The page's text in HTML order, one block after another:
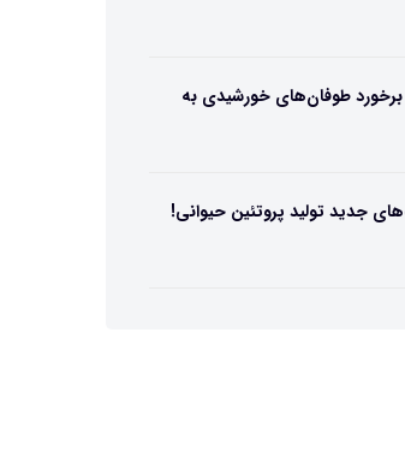
طوفان‌های خورشیدی به
جدید تولید پروتئین حیوانی!
متفاوت می بینند؟